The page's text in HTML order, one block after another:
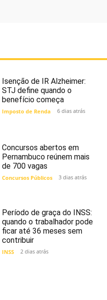
Isenção de IR Alzheimer:
STJ define quando o
benefício começa
Imposto de Renda 6 dias atrás
Concursos abertos em
Pernambuco reúnem mais
de 700 vagas
Concursos Públicos 3 dias atrás
Período de graça do INSS:
quando o trabalhador pode
ficar até 36 meses sem
contribuir
INSS 2 dias atrás